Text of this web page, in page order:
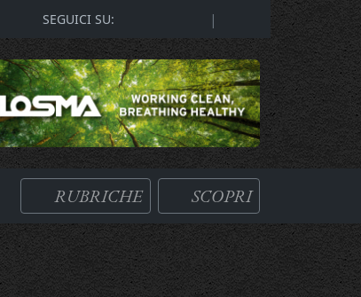
SEGUICI SU: |
RUBRICHE SCOPRI